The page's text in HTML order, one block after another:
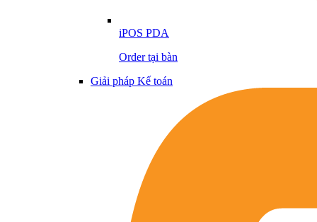
iPOS PDA
Order tại bàn
Giải pháp Kế toán